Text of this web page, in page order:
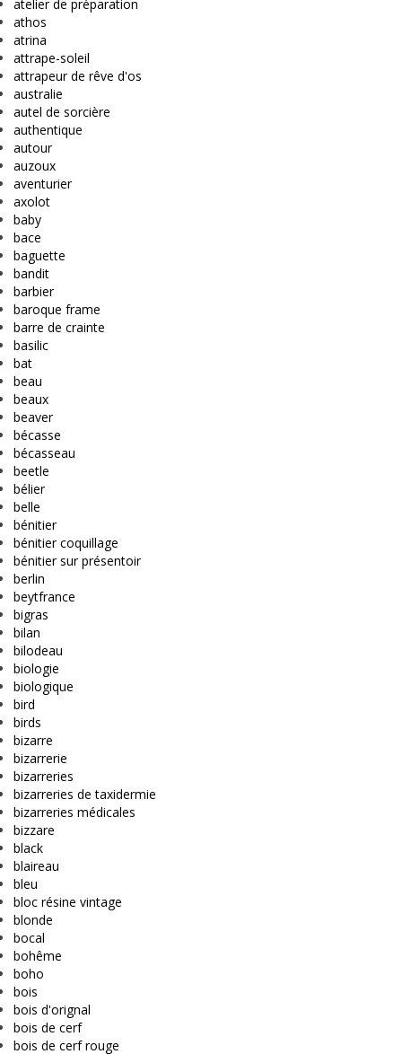
atelier de préparation
athos
atrina
attrape-soleil
attrapeur de rêve d'os
australie
autel de sorcière
authentique
autour
auzoux
aventurier
axolot
baby
bace
baguette
bandit
barbier
baroque frame
barre de crainte
basilic
bat
beau
beaux
beaver
bécasse
bécasseau
beetle
bélier
belle
bénitier
bénitier coquillage
bénitier sur présentoir
berlin
beytfrance
bigras
bilan
bilodeau
biologie
biologique
bird
birds
bizarre
bizarrerie
bizarreries
bizarreries de taxidermie
bizarreries médicales
bizzare
black
blaireau
bleu
bloc résine vintage
blonde
bocal
bohême
boho
bois
bois d'orignal
bois de cerf
bois de cerf rouge